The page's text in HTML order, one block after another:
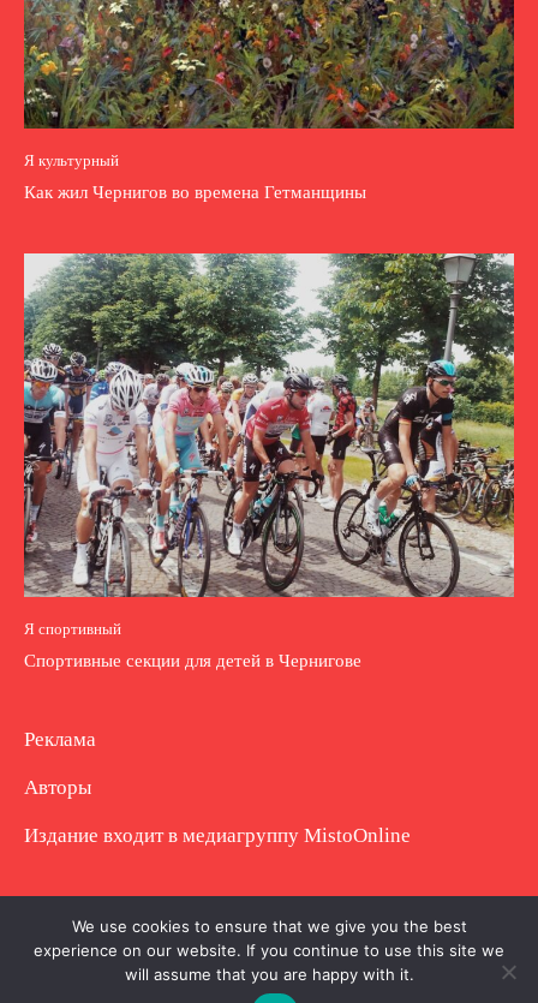
Я культурный
Как жил Чернигов во времена Гетманщины
Я спортивный
Спортивные секции для детей в Чернигове
Реклама
Авторы
Издание входит в медиагруппу MistoOnline
Copyright © Полное использование материала
запрещено. Частично разрешено с гиперссылкой.
We use cookies to ensure that we give you the best
experience on our website. If you continue to use this site we
will assume that you are happy with it.